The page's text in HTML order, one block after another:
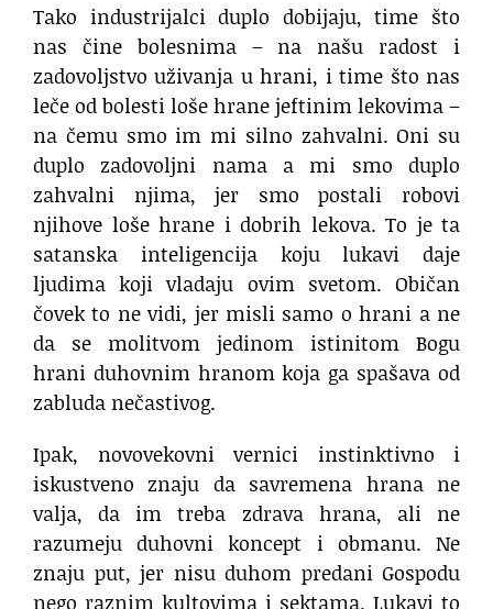
Tako industrijalci duplo dobijaju, time što
nas čine bolesnima – na našu radost i
zadovoljstvo uživanja u hrani, i time što nas
leče od bolesti loše hrane jeftinim lekovima –
na čemu smo im mi silno zahvalni. Oni su
duplo zadovoljni nama a mi smo duplo
zahvalni njima, jer smo postali robovi
njihove loše hrane i dobrih lekova. To je ta
satanska inteligencija koju lukavi daje
ljudima koji vladaju ovim svetom. Običan
čovek to ne vidi, jer misli samo o hrani a ne
da se molitvom jedinom istinitom Bogu
hrani duhovnim hranom koja ga spašava od
zabluda nečastivog.
Ipak, novovekovni vernici instinktivno i
iskustveno znaju da savremena hrana ne
valja, da im treba zdrava hrana, ali ne
razumeju duhovni koncept i obmanu. Ne
znaju put, jer nisu duhom predani Gospodu
nego raznim kultovima i sektama. Lukavi to